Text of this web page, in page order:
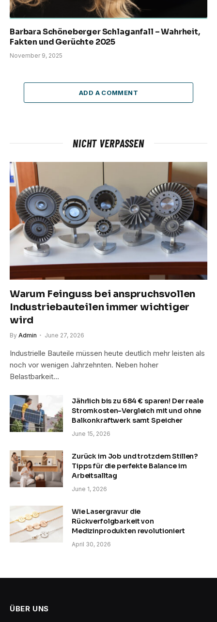
Barbara Schöneberger Schlaganfall – Wahrheit,
Fakten und Gerüchte 2025
November 9, 2025
ADD A COMMENT
NICHT VERPASSEN
Warum Feinguss bei anspruchsvollen
Industriebauteilen immer wichtiger
wird
By Admin June 27, 2026
Industrielle Bauteile müssen heute deutlich mehr leisten als
noch vor wenigen Jahrzehnten. Neben hoher
Belastbarkeit…
Jährlich bis zu 684 € sparen! Der reale
Stromkosten-Vergleich mit und ohne
Balkonkraftwerk samt Speicher
June 15, 2026
Zurück im Job und trotzdem Stillen?
Tipps für die perfekte Balance im
Arbeitsalltag
June 1, 2026
Wie Lasergravur die
Rückverfolgbarkeit von
Medizinprodukten revolutioniert
April 30, 2026
ÜBER UNS